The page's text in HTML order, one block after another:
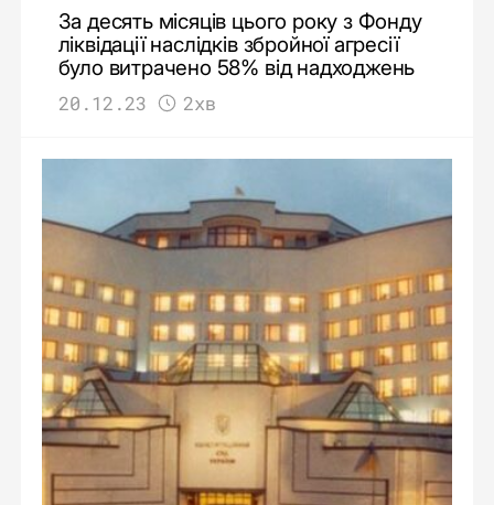
За десять місяців цього року з Фонду
ліквідації наслідків збройної агресії
було витрачено 58% від надходжень
20.12.23 2хв